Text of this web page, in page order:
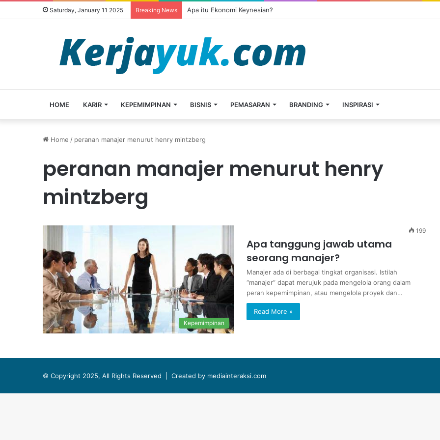
Saturday, January 11 2025 Breaking News Apa itu Ekonomi Keynesian?
HOME KARIR KEPEMIMPINAN BISNIS PEMASARAN BRANDING INSPIRASI
Home / peranan manajer menurut henry mintzberg
peranan manajer menurut henry
mintzberg
Kepemimpinan
199
Apa tanggung jawab utama
seorang manajer?
Manajer ada di berbagai tingkat organisasi. Istilah
“manajer” dapat merujuk pada mengelola orang dalam
peran kepemimpinan, atau mengelola proyek dan…
Read More »
© Copyright 2025, All Rights Reserved | Created by mediainteraksi.com